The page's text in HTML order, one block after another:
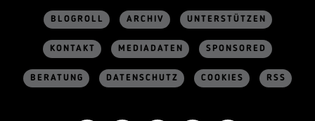
BLOGROLL ARCHIV UNTERSTÜTZEN
KONTAKT MEDIADATEN SPONSORED
BERATUNG DATENSCHUTZ COOKIES RSS